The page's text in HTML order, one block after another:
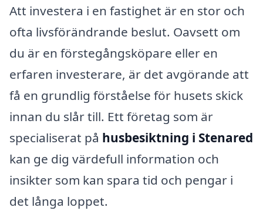
Att investera i en fastighet är en stor och
ofta livsförändrande beslut. Oavsett om
du är en förstegångsköpare eller en
erfaren investerare, är det avgörande att
få en grundlig förståelse för husets skick
innan du slår till. Ett företag som är
specialiserat på husbesiktning i Stenared
kan ge dig värdefull information och
insikter som kan spara tid och pengar i
det långa loppet.